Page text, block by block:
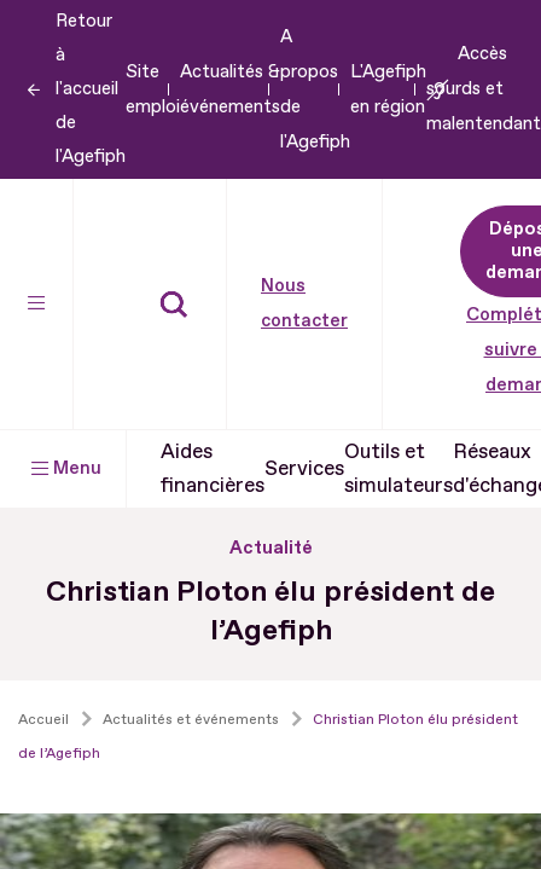
contenu
Retour
à
l'accueil
de
l'Agefiph
Site
emploi
Actualités &
événements
A
propos
de
l'Agefiph
L'Agefiph
en région
Accès
sourds et
Nous
contacter
suivre
Menu
Aides
financières
Services
Outils et
simulateurs
Réseaux
Actualité
Christian Ploton élu président de
l’Agefiph
Accueil Actualités et événements
Christian Ploton élu président
de l’Agefiph